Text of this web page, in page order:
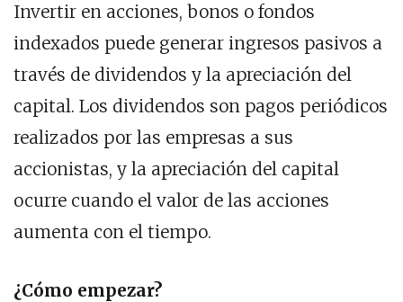
Invertir en acciones, bonos o fondos
indexados puede generar ingresos pasivos a
través de dividendos y la apreciación del
capital. Los dividendos son pagos periódicos
realizados por las empresas a sus
accionistas, y la apreciación del capital
ocurre cuando el valor de las acciones
aumenta con el tiempo.
¿Cómo empezar?